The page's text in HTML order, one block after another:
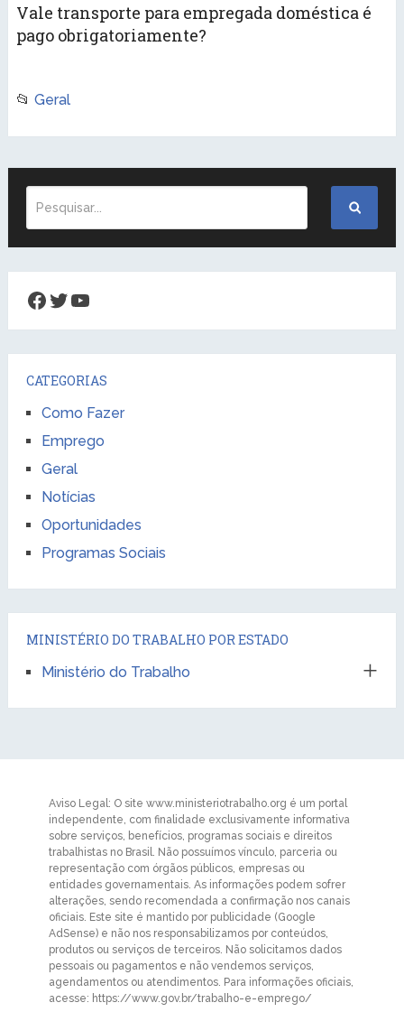
Vale transporte para empregada doméstica é
pago obrigatoriamente?
📂 Geral
Facebook
Twitter
Youtube
CATEGORIAS
Como Fazer
Emprego
Geral
Notícias
Oportunidades
Programas Sociais
MINISTÉRIO DO TRABALHO POR ESTADO
Ministério do Trabalho
Aviso Legal: O site www.ministeriotrabalho.org é um portal
independente, com finalidade exclusivamente informativa
sobre serviços, benefícios, programas sociais e direitos
trabalhistas no Brasil. Não possuímos vínculo, parceria ou
representação com órgãos públicos, empresas ou
entidades governamentais. As informações podem sofrer
alterações, sendo recomendada a confirmação nos canais
oficiais. Este site é mantido por publicidade (Google
AdSense) e não nos responsabilizamos por conteúdos,
produtos ou serviços de terceiros. Não solicitamos dados
pessoais ou pagamentos e não vendemos serviços,
agendamentos ou atendimentos. Para informações oficiais,
acesse: https://www.gov.br/trabalho-e-emprego/